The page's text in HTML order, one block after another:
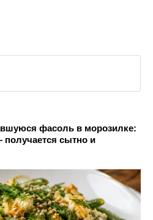
фасоль в морозилке:
сытно и